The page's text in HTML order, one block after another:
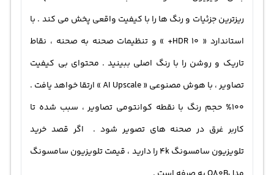
ریزترین جزئیات و رنگ‌ ها را با کیفیت واقعی پخش می کند . با
استاندارد « HDR 10+ » و تنظیمات صحنه به صحنه ، نقاط
تاریک و روشن را با رنگ اصلی ببینید . محتوای بی کیفیت
تصاویر ، با هوش مصنوعی « AI Upscale » ارتقا خواهد یافت .
100% حجم رنگ با نقطه کوانتومی تصاویر ، سبب شده تا
کاربر غرق در صحنه های تصویر شود . اگر قصد خرید
تلویزیون سامسونگ 4k را دارید ، قیمت تلویزیون سامسونگ